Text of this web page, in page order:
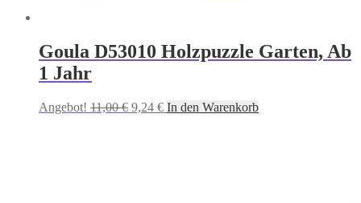
Goula D53010 Holzpuzzle Garten, Ab
1 Jahr
Angebot! 11,00€ Ursprünglicher
9,24 €Aktueller
In den Warenkorb